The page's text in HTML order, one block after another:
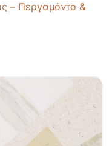
– Περγαμόντο &